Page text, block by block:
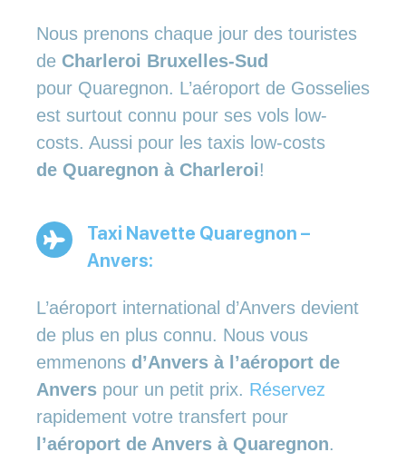
Nous prenons chaque jour des touristes
de Charleroi Bruxelles-Sud
pour Quaregnon. L’aéroport de Gosselies
est surtout connu pour ses vols low-
costs. Aussi pour les taxis low-costs
de Quaregnon à Charleroi!
Taxi Navette Quaregnon –
Anvers:
L’aéroport international d’Anvers devient
de plus en plus connu. Nous vous
emmenons d’Anvers à l’aéroport de
Anvers pour un petit prix. Réservez
rapidement votre transfert pour
l’aéroport de Anvers à Quaregnon.